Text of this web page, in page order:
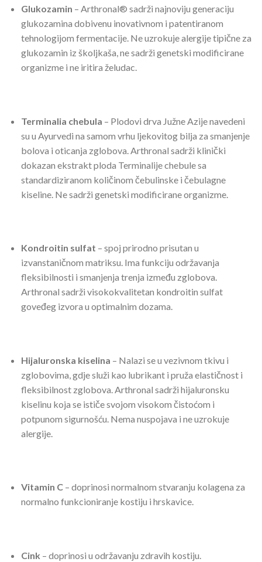
Glukozamin – Arthronal® sadrži najnoviju generaciju
glukozamina dobivenu inovativnom i patentiranom
tehnologijom fermentacije. Ne uzrokuje alergije tipične za
glukozamin iz školjkaša, ne sadrži genetski modificirane
organizme i ne iritira želudac.
Terminalia chebula – Plodovi drva Južne Azije navedeni
su u Ayurvedi na samom vrhu ljekovitog bilja za smanjenje
bolova i oticanja zglobova. Arthronal sadrži klinički
dokazan ekstrakt ploda Terminalije chebule sa
standardiziranom količinom čebulinske i čebulagne
kiseline. Ne sadrži genetski modificirane organizme.
Kondroitin sulfat – spoj prirodno prisutan u
izvanstaničnom matriksu. Ima funkciju održavanja
fleksibilnosti i smanjenja trenja između zglobova.
Arthronal sadrži visokokvalitetan kondroitin sulfat
goveđeg izvora u optimalnim dozama.
Hijaluronska kiselina – Nalazi se u vezivnom tkivu i
zglobovima, gdje služi kao lubrikant i pruža elastičnost i
fleksibilnost zglobova. Arthronal sadrži hijaluronsku
kiselinu koja se ističe svojom visokom čistoćom i
potpunom sigurnošću. Nema nuspojava i ne uzrokuje
alergije.
Vitamin C– doprinosi normalnom stvaranju kolagena za
normalno funkcioniranje kostiju i hrskavice.
Cink – doprinosi u održavanju zdravih kostiju.